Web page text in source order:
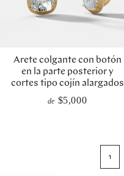
Arete colgante con botón
en la parte posterior y
cortes tipo cojín alargados
de $5,000
1